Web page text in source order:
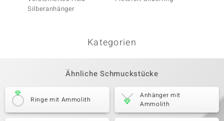
Silberanhänger
Kategorien
Ähnliche Schmuckstücke
Ringe mit Ammolith
Anhänger mit
Ammolith